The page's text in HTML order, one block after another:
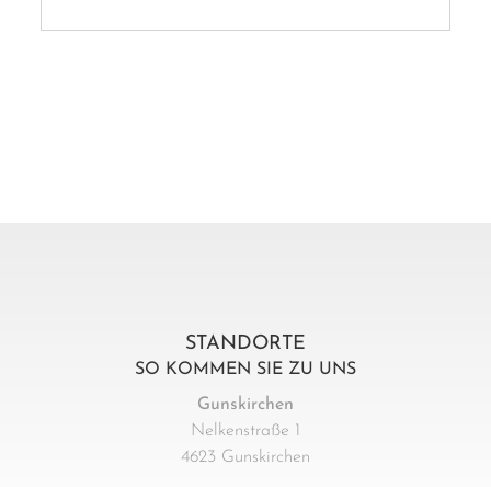
STANDORTE
SO KOMMEN SIE ZU UNS
Gunskirchen
Nelkenstraße 1
4623 Gunskirchen